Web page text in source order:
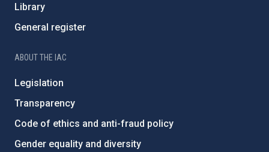
Library
General register
ABOUT THE IAC
Legislation
Transparency
Code of ethics and anti-fraud policy
Gender equality and diversity